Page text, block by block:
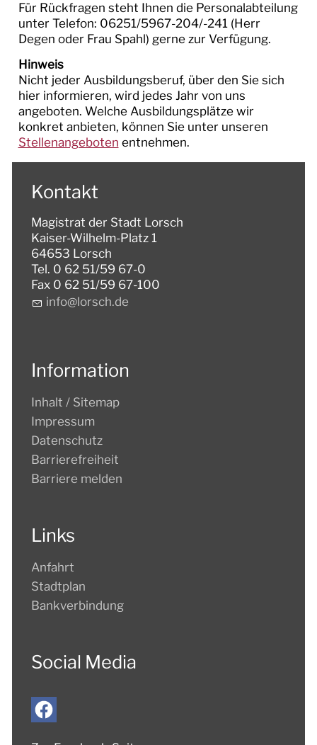
Für Rückfragen steht Ihnen die Personalabteilung
unter Telefon: 06251/5967-204/-241 (Herr
Degen oder Frau Spahl) gerne zur Verfügung.
Hinweis
Nicht jeder Ausbildungsberuf, über den Sie sich
hier informieren, wird jedes Jahr von uns
angeboten. Welche Ausbildungsplätze wir
konkret anbieten, können Sie unter unseren
Stellenangeboten entnehmen.
Kontakt
Magistrat der Stadt Lorsch
Kaiser-Wilhelm-Platz 1
64653 Lorsch
Tel. 0 62 51/59 67-0
Fax 0 62 51/59 67-100
nf
l rsch d
Information
Inhalt / Sitemap
Impressum
Datenschutz
Barrierefreiheit
Barriere melden
Links
Anfahrt
Stadtplan
Bankverbindung
Social Media